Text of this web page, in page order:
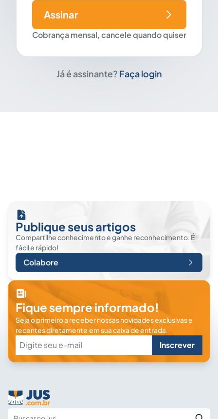
Cobrança mensal, cancele quando quiser
Assinar
Já é assinante? Faça login
Publique seus artigos
Compartilhe conhecimento e ganhe reconhecimento. É
fácil e rápido!
Colabore
Fique sempre informado!
Seja o primeiro a receber nossas novidades exclusivas e
recentes diretamente em sua caixa de entrada.
Inscrever